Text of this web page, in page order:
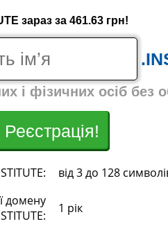
зараз за 461.63 грн!
і фізичних осіб без
Реєстрація!
від 3 до 128
домену
1 рік